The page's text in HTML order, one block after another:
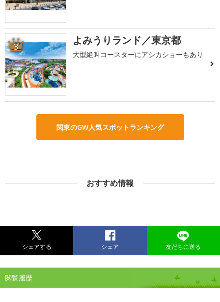
3 よみうりランド／東京都
大型絶叫コースターにアシカショーもあり
関東のGW人気スポットランキング
おすすめ情報
シェアする シェア 友だちに送る
閲覧履歴